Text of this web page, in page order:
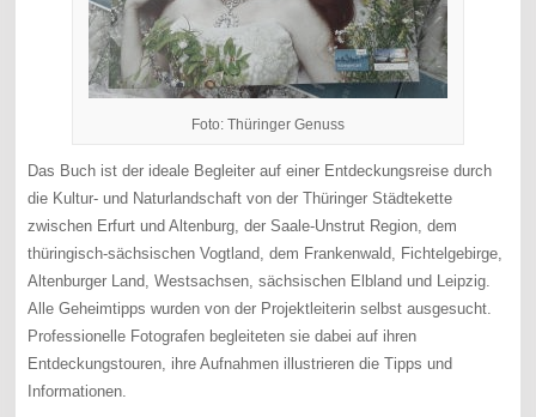
Foto: Thüringer Genuss
Das Buch ist der ideale Begleiter auf einer Entdeckungsreise durch
die Kultur- und Naturlandschaft von der Thüringer Städtekette
zwischen Erfurt und Altenburg, der Saale-Unstrut Region, dem
thüringisch-sächsischen Vogtland, dem Frankenwald, Fichtelgebirge,
Altenburger Land, Westsachsen, sächsischen Elbland und Leipzig.
Alle Geheimtipps wurden von der Projektleiterin selbst ausgesucht.
Professionelle Fotografen begleiteten sie dabei auf ihren
Entdeckungstouren, ihre Aufnahmen illustrieren die Tipps und
Informationen.